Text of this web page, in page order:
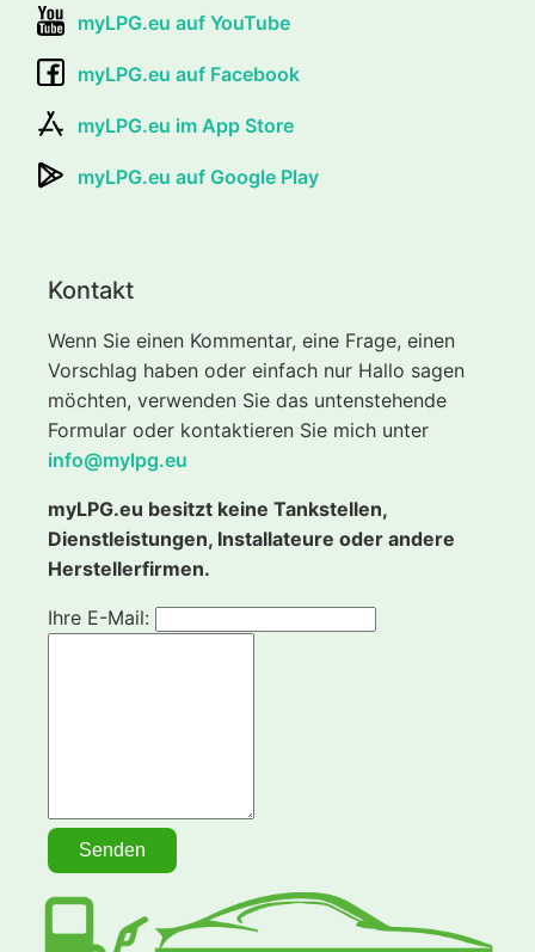
myLPG.eu auf YouTube
myLPG.eu auf Facebook
myLPG.eu im App Store
myLPG.eu auf Google Play
Kontakt
Wenn Sie einen Kommentar, eine Frage, einen
Vorschlag haben oder einfach nur Hallo sagen
möchten, verwenden Sie das untenstehende
Formular oder kontaktieren Sie mich unter
info@mylpg.eu
myLPG.eu besitzt keine Tankstellen,
Dienstleistungen, Installateure oder andere
Herstellerfirmen.
Ihre E-Mail: